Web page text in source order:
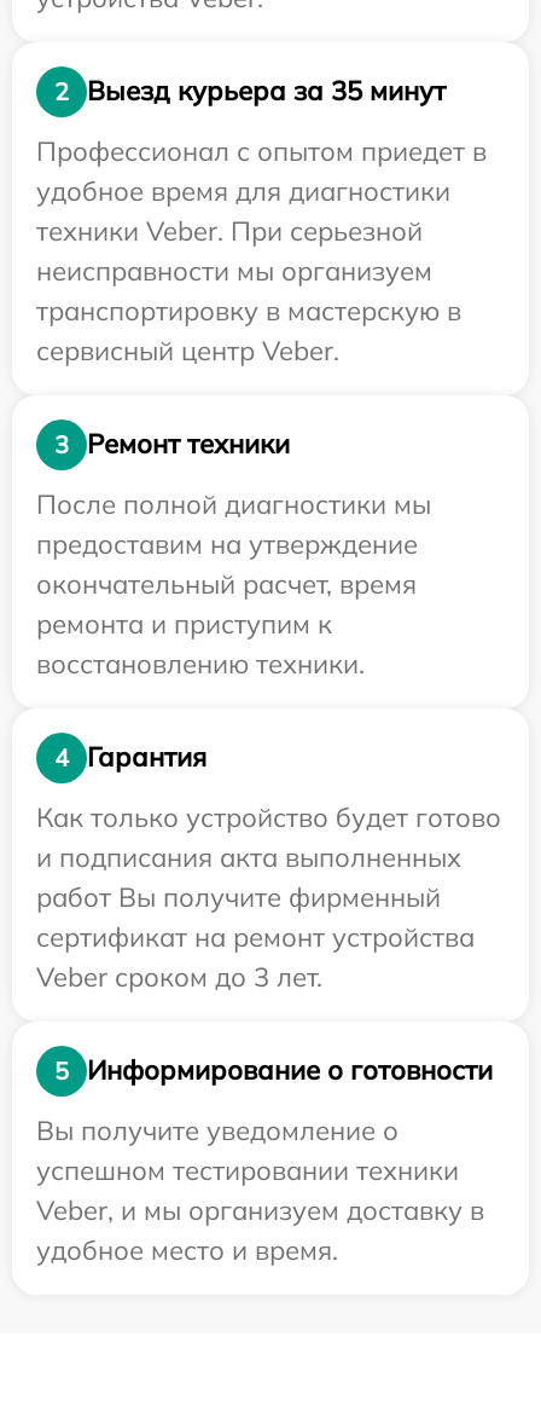
2
Выезд курьера за 35 минут
Профессионал с опытом приедет в
удобное время для диагностики
техники Veber. При серьезной
неисправности мы организуем
транспортировку в мастерскую в
сервисный центр Veber.
3
Ремонт техники
После полной диагностики мы
предоставим на утверждение
окончательный расчет, время
ремонта и приступим к
восстановлению техники.
4
Гарантия
Как только устройство будет готово
и подписания акта выполненных
работ Вы получите фирменный
сертификат на ремонт устройства
Veber сроком до 3 лет.
5
Информирование о готовности
Вы получите уведомление о
успешном тестировании техники
Veber, и мы организуем доставку в
удобное место и время.